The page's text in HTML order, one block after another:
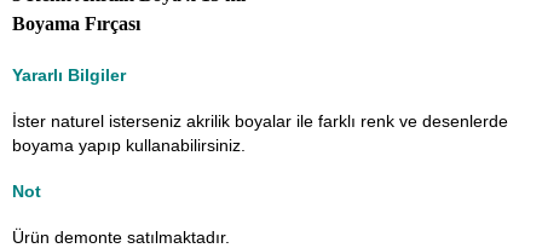
Boyama Fırçası
Yararlı Bilgiler
İster naturel isterseniz akrilik boyalar ile farklı renk ve desenlerde
boyama yapıp kullanabilirsiniz.
Not
Ürün demonte satılmaktadır.